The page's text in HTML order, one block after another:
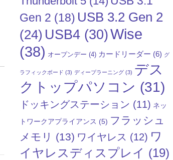
Gen 2 (18) USB 3.2 Gen 2
(24) USB4 (30)Wise
(38) オープンデー (4) カードリーダー (6) グ
ラフィックボード (3) ディープラーニング (3) デス
クトップパソコン (31)
ドッキングステーション (11) ネッ
トワークアプライアンス (5) フラッシュ
メモリ (13) ワイヤレス (12) ワ
イヤレスディスプレイ (19)